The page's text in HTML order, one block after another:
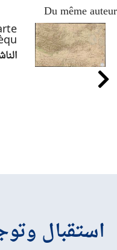
Du même auteur
استقبال